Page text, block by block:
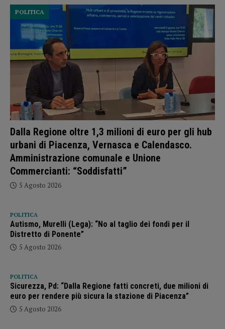
Dalla Regione oltre 1,3 milioni di euro per gli hub
urbani di Piacenza, Vernasca e Calendasco.
Amministrazione comunale e Unione
Commercianti: “Soddisfatti”
POLITICA
5 Agosto 2026
POLITICA
Autismo, Murelli (Lega): “No al taglio dei fondi per il
Distretto di Ponente”
5 Agosto 2026
POLITICA
Sicurezza, Pd: “Dalla Regione fatti concreti, due milioni di
euro per rendere più sicura la stazione di Piacenza”
5 Agosto 2026